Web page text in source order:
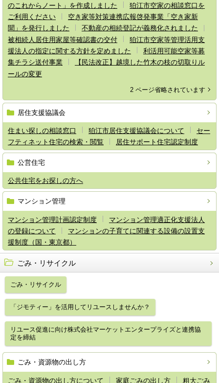
のこれからノート」を作成しました
狛江市空家の相談窓口を
ご利用ください
空き家等対策連携広報啓発事業「空き家新
聞」を発行しました
不動産の相続登記が義務化されました
被相続人居住用家屋等確認書の交付
狛江市空家等管理活用支
援法人の指定に関する方針を定めました
利活用可能空家等募
集チラシ送付事業
【民法改正】越境した竹木の枝の切取りル
ールの変更
2 ページ省略されています
居住支援協議会
住まい探しの相談窓口 狛江市居住支援協議会について
セー
フティネット住宅の検索・閲覧
居住サポート住宅認定制度
公営住宅
公共住宅をお探しの方へ
マンション管理
マンション管理計画認定制度
マンション管理適正化支援法人
の登録について
マンションの子育てに関連する設備の設置支
援制度（国・東京都）
ごみ・リサイクル
ごみ・リサイクル
「ジモティー」を活用してリユースしませんか？
リユース促進に向け株式会社マーケットエンタープライズと連携協
定を締結
ごみ・資源物の出し方
ごみ・資源物の出し方について 家庭ごみの出し方 粗大ごみ